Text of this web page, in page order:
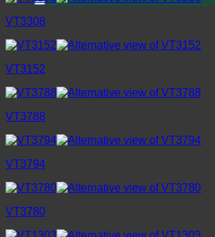
VT3308
VT3152
VT3788
VT3794
VT3780